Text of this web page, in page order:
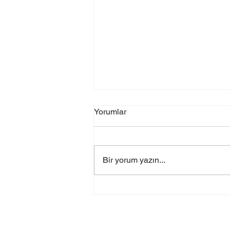
Yorumlar
Bir yorum yazın...